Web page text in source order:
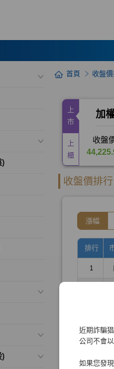
近期詐騙
公司不會
如果您發
)
)
首頁 收盤